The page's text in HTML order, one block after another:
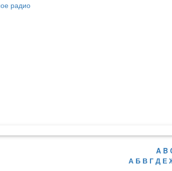
радио
A B
А Б В Г Д Е